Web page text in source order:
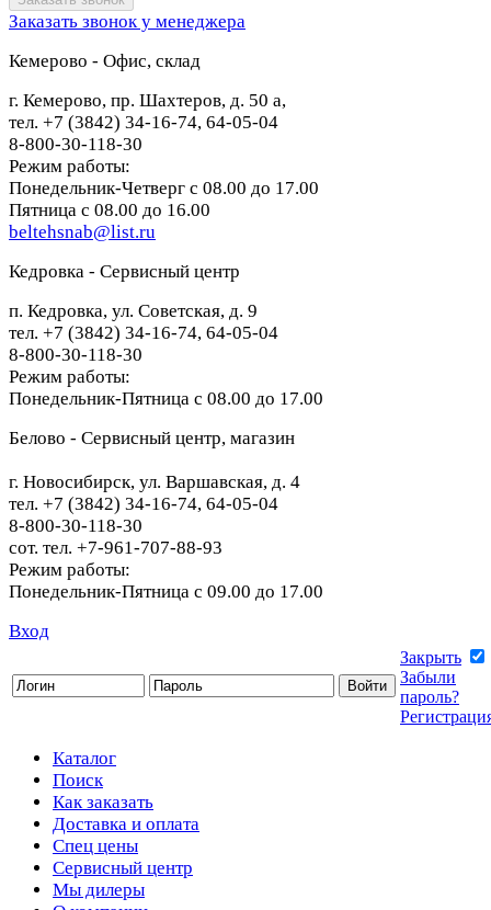
Заказать звонок у менеджера
Кемерово - Офис, склад
г. Кемерово, пр. Шахтеров, д. 50 а,
тел. +7 (3842) 34-16-74, 64-05-04
8-800-30-118-30
Режим работы:
Понедельник-Четверг с 08.00 до 17.00
Пятница с 08.00 до 16.00
beltehsnab@list.ru
Кедровка - Сервисный центр
п. Кедровка, ул. Советская, д. 9
тел. +7 (3842) 34-16-74, 64-05-04
8-800-30-118-30
Режим работы:
Понедельник-Пятница с 08.00 до 17.00
Белово - Сервисный центр, магазин
г. Новосибирск, ул. Варшавская, д. 4
тел. +7 (3842) 34-16-74, 64-05-04
8-800-30-118-30
сот. тел. +7-961-707-88-93
Режим работы:
Понедельник-Пятница с 09.00 до 17.00
Вход
Закрыть
Забыли
пароль?
Каталог
Поиск
Как заказать
Доставка и оплата
Спец цены
Сервисный центр
Мы дилеры